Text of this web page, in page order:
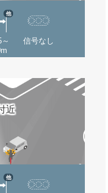
他
信号なし
近
他